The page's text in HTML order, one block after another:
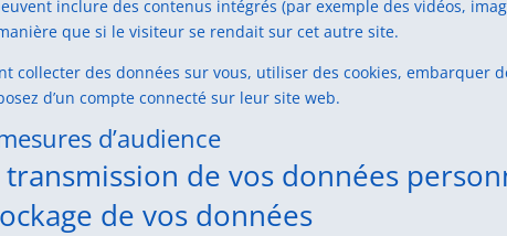
inclure des contenus intégrés (par exemple des vidéos,
que si le visiteur se rendait sur cet autre site.
collecter des données sur vous, utiliser des cookies, embarquer
d’un compte connecté sur leur site web.
d’audience
de vos données
de vos données